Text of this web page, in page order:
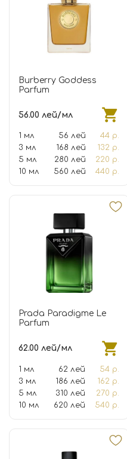
Burberry Goddess
Parfum
56.00 лей/мл
1 мл 56 лей
44 р.
3 мл
168 лей
132 р.
5 мл
280 лей
220 р.
10 мл
560 лей 440 р.
Prada Paradigme Le
Parfum
62.00 лей/мл
1 мл 62 лей
54 р.
3 мл
186 лей
162 р.
5 мл
310 лей
270 р.
10 мл
620 лей 540 р.